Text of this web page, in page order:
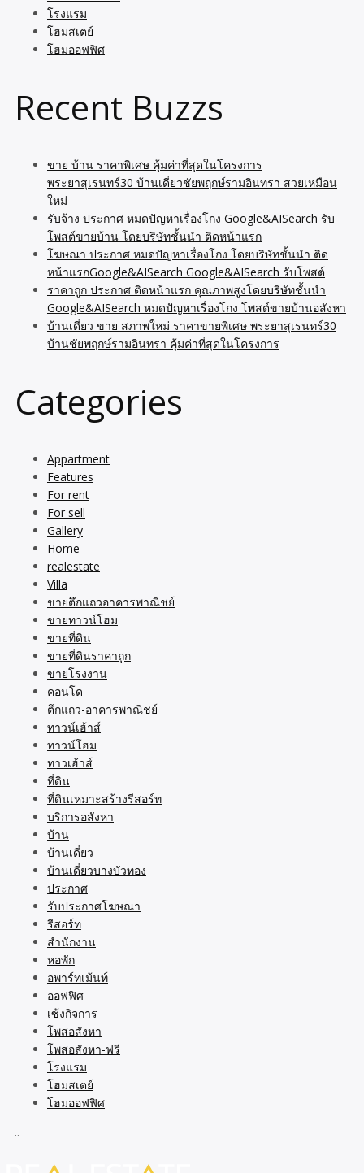
โรงแรม
โฮมสเตย์
โฮมออฟฟิศ
Recent Buzzs
ขาย บ้าน ราคาพิเศษ คุ้มค่าที่สุดในโครงการ
พระยาสุเรนทร์30 บ้านเดี่ยวชัยพฤกษ์รามอินทรา สวยเหมือน
ใหม่
รับจ้าง ประกาศ หมดปัญหาเรื่องโกง Google&AISearch รับ
โพสต์ขายบ้าน โดยบริษัทชั้นนำ ติดหน้าแรก
โฆษณา ประกาศ หมดปัญหาเรื่องโกง โดยบริษัทชั้นนำ ติด
หน้าแรกGoogle&AISearch Google&AISearch รับโพสต์
ราคาถูก ประกาศ ติดหน้าแรก คุณภาพสูงโดยบริษัทชั้นนำ
Google&AISearch หมดปัญหาเรื่องโกง โพสต์ขายบ้านอสังหา
บ้านเดี่ยว ขาย สภาพใหม่ ราคาขายพิเศษ พระยาสุเรนทร์30
บ้านชัยพฤกษ์รามอินทรา คุ้มค่าที่สุดในโครงการ
Categories
Appartment
Features
For rent
For sell
Gallery
Home
realestate
Villa
ขายตึกแถวอาคารพาณิชย์
ขายทาวน์โฮม
ขายที่ดิน
ขายที่ดินราคาถูก
ขายโรงงาน
คอนโด
ตึกแถว-อาคารพาณิชย์
ทาวน์เฮ้าส์
ทาวน์โฮม
ทาวเฮ้าส์
ที่ดิน
ที่ดินเหมาะสร้างรีสอร์ท
บริการอสังหา
บ้าน
บ้านเดี่ยว
บ้านเดี่ยวบางบัวทอง
ประกาศ
รับประกาศโฆษณา
รีสอร์ท
สำนักงาน
หอพัก
อพาร์ทเม้นท์
ออฟฟิศ
เซ้งกิจการ
โพสอสังหา
โพสอสังหา-ฟรี
โรงแรม
โฮมสเตย์
โฮมออฟฟิศ
..